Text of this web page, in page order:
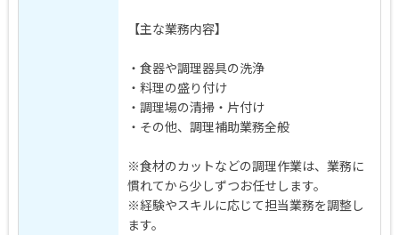
【主な業務内容】
・食器や調理器具の洗浄
・料理の盛り付け
・調理場の清掃・片付け
・その他、調理補助業務全般
※食材のカットなどの調理作業は、業務に
慣れてから少しずつお任せします。
※経験やスキルに応じて担当業務を調整し
ます。